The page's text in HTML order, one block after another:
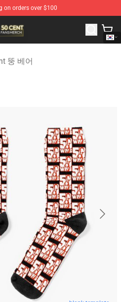
on orders over $100
50 Cent Merchandise Store
뚱 베어